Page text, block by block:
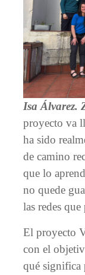
Isa Álvarez.
proyecto va
ha sido
de camino
que lo
no quede
las redes
El proyecto
con el
qué significa